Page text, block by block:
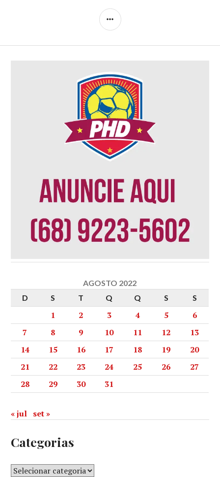
AGOSTO 2022
D
S T Q Q S S
1 2 3 4 5
6
7
8 9 10 11 12
13
14
15 16 17 18 19
20
21
22 23 24 25 26
27
28
29 30 31
« jul set »
Categorias